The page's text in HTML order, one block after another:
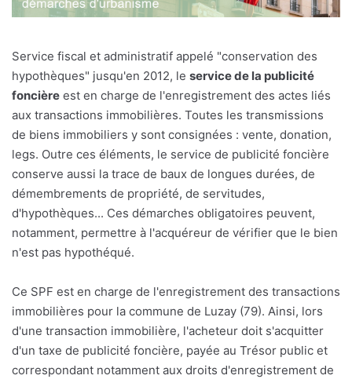
Service fiscal et administratif appelé "conservation des
hypothèques" jusqu'en 2012, le service de la publicité
foncière est en charge de l'enregistrement des actes liés
aux transactions immobilières. Toutes les transmissions
de biens immobiliers y sont consignées : vente, donation,
legs. Outre ces éléments, le service de publicité foncière
conserve aussi la trace de baux de longues durées, de
démembrements de propriété, de servitudes,
d'hypothèques... Ces démarches obligatoires peuvent,
notamment, permettre à l'acquéreur de vérifier que le bien
n'est pas hypothéqué.
Ce SPF est en charge de l'enregistrement des transactions
immobilières pour la commune de Luzay (79). Ainsi, lors
d'une transaction immobilière, l'acheteur doit s'acquitter
d'un taxe de publicité foncière, payée au Trésor public et
correspondant notamment aux droits d'enregistrement de